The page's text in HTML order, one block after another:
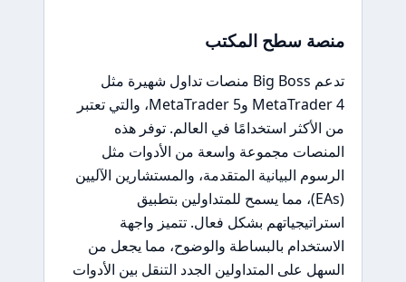
منصة سطح المكتب
تدعم Big Boss منصات تداول شهيرة مثل
MetaTrader 4 وMetaTrader 5، والتي تعتبر
من الأكثر استخدامًا في العالم. توفر هذه
المنصات مجموعة واسعة من الأدوات مثل
الرسوم البيانية المتقدمة، والمستشارين الآليين
(EAs)، مما يسمح للمتداولين بتطبيق
استراتيجياتهم بشكل فعال. تتميز واجهة
الاستخدام بالبساطة والوضوح، مما يجعل من
السهل على المتداولين الجدد التنقل بين الأدوات